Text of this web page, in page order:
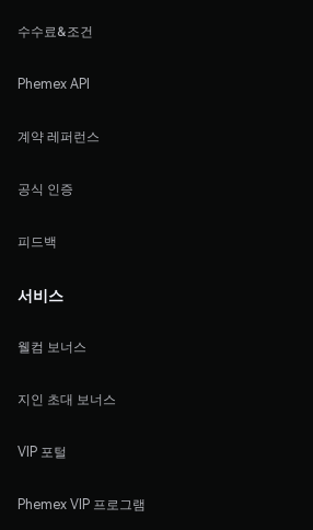
수수료&조건
Phemex API
계약 레퍼런스
공식 인증
피드백
서비스
웰컴 보너스
지인 초대 보너스
VIP 포털
Phemex VIP 프로그램